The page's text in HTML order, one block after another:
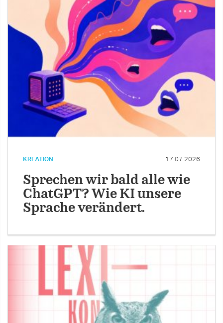
KREATION 17.07.2026
Sprechen wir bald alle wie
ChatGPT? Wie KI unsere
Sprache verändert.